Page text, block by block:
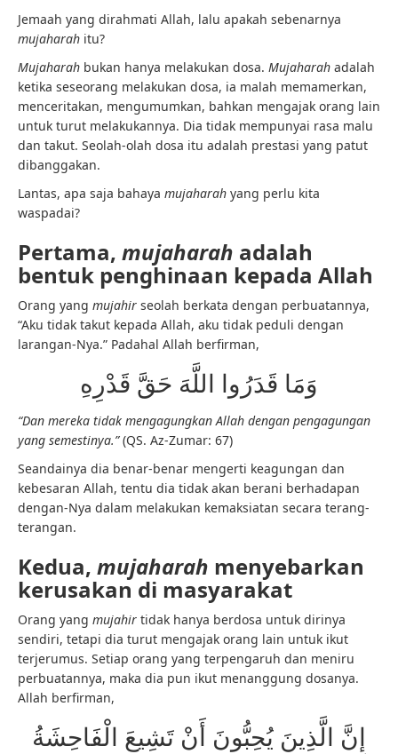
Jemaah yang dirahmati Allah, lalu apakah sebenarnya
mujaharah itu?
Mujaharah bukan hanya melakukan dosa. Mujaharah adalah
ketika seseorang melakukan dosa, ia malah memamerkan,
menceritakan, mengumumkan, bahkan mengajak orang lain
untuk turut melakukannya. Dia tidak mempunyai rasa malu
dan takut. Seolah-olah dosa itu adalah prestasi yang patut
dibanggakan.
Lantas, apa saja bahaya mujaharah yang perlu kita
waspadai?
Pertama, mujaharah adalah
bentuk penghinaan kepada Allah
Orang yang mujahir seolah berkata dengan perbuatannya,
“Aku tidak takut kepada Allah, aku tidak peduli dengan
larangan-Nya.” Padahal Allah berfirman,
وَمَا قَدَرُوا اللَّهَ حَقَّ قَدْرِهِ
“Dan mereka tidak mengagungkan Allah dengan pengagungan
yang semestinya.”(QS. Az-Zumar: 67)
Seandainya dia benar-benar mengerti keagungan dan
kebesaran Allah, tentu dia tidak akan berani berhadapan
dengan-Nya dalam melakukan kemaksiatan secara terang-
terangan.
Kedua, mujaharah menyebarkan
kerusakan di masyarakat
Orang yang mujahir tidak hanya berdosa untuk dirinya
sendiri, tetapi dia turut mengajak orang lain untuk ikut
terjerumus. Setiap orang yang terpengaruh dan meniru
perbuatannya, maka dia pun ikut menanggung dosanya.
Allah berfirman,
إِنَّ الَّذِينَ يُحِبُّونَ أَنْ تَشِيعَ الْفَاحِشَةُ